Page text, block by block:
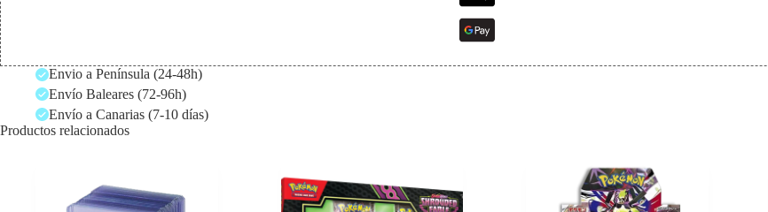
Envio a Península (24-48h)
Envío Baleares (72-96h)
Envío a Canarias (7-10 días)
Productos relacionados